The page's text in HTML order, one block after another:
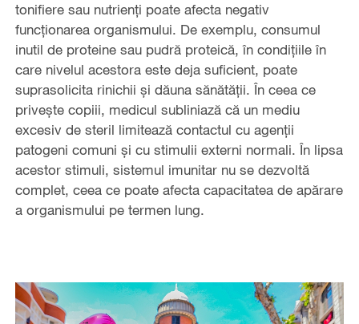
tonifiere sau nutrienți poate afecta negativ
funcționarea organismului. De exemplu, consumul
inutil de proteine sau pudră proteică, în condițiile în
care nivelul acestora este deja suficient, poate
suprasolicita rinichii și dăuna sănătății. În ceea ce
privește copiii, medicul subliniază că un mediu
excesiv de steril limitează contactul cu agenții
patogeni comuni și cu stimulii externi normali. În lipsa
acestor stimuli, sistemul imunitar nu se dezvoltă
complet, ceea ce poate afecta capacitatea de apărare
a organismului pe termen lung.